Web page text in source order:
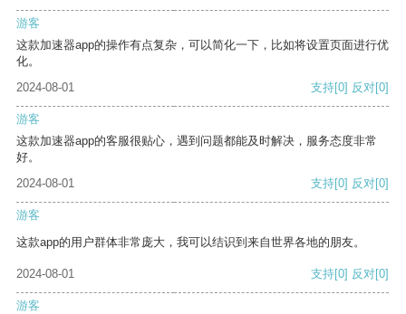
游客
这款加速器app的操作有点复杂，可以简化一下，比如将设置页面进行优
化。
2024-08-01
支持[0] 反对[0]
游客
这款加速器app的客服很贴心，遇到问题都能及时解决，服务态度非常
好。
2024-08-01
支持[0] 反对[0]
游客
这款app的用户群体非常庞大，我可以结识到来自世界各地的朋友。
2024-08-01 支持[0] 反对[0]
游客